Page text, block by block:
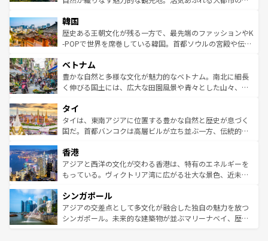
はコンテンツ一覧
いる。アクティビティも充実しており、サーフィンやダイ
ビング、ハイキングなど、アウトドア好きにはたまらな
い。オーストラリアの多彩な魅力を存分に味わいつくそ
参照してほしい。
ン）、静ひつな山岳地帯である台湾東部など、都市の喧騒
と山間の静けさが共存しており、訪れる人に新しい発見と
驚きをもたらしてくれる。また、奥深い台湾の食文化も魅
容にもいいと評判のスイーツなど、バラエティ豊かな料理
が味わえる。 なお、新着の台湾情報は コンテンツ一覧を参
照してほしい。
韓国
歴史ある王朝文化が残る一方で、最先端のファッションやK
-POPで世界を席巻している韓国。首都ソウルの宮殿や伝統
き、地方に足を延ばせば四季折々の自然美を楽しむことが
できる。そして、キムチや焼肉、絶品のストリートフード
まで、さまざまな韓国料理が待っている。夜には、韓国な
リティに包まれながら、韓国の多彩な魅力を心ゆくまで味
わってみてほしい。 なお、新着の韓国情報はコンテンツ一
覧を参照してほしい。
ベトナム
豊かな自然と多様な文化が魅力的なベトナム。南北に細長
く伸びる国土には、広大な田園風景や青々とした山々、世
急速な発展と共に伝統が息づく。ハノイの古い町並みやホ
ーチミン市のフランス統治時代の建物も、独特の雰囲気を
醸し出している。また、バラエティの豊かさとおいしさで
とつ。フォーやバインミー、ベトナムコーヒーなどは、ぜ
ひ現地で味わいたい。どの地域を訪れてもあたたかい人々
が旅行者を迎えてくれるので、きっと忘れられない旅にな
参照してほしい。
タイ
タイは、東南アジアに位置する豊かな自然と歴史が息づく
国だ。首都バンコクは高層ビルが立ち並ぶ一方、伝統的な
の活気が交差している。北部ではチェンマイなどの山岳地
帯で自然と触れ合い、南部ではプーケットやクラビの美し
いビーチでリゾート気分を楽しむことができる。タイ料理
激する。気候は一年中温暖で、どの季節にも異なる楽しみ
が待っている。親しみやすいタイの人々、仏教を中心とし
た文化、そして多様な観光資源が、訪れる旅人を魅了し続
香港
アジアと西洋の文化が交わる香港は、特有のエネルギーを
もっている。ヴィクトリア湾に広がる壮大な景色、近未来
み、どこを訪れても感動するはず。観光スポットが密集し
ており、効率よく見どころを回れるのも魅力。息をのむよ
うな絶景から文化的な体験まで、香港を存分に楽しみ尽く
シンガポール
アジアの交差点として多文化が融合した独自の魅力を放つ
シンガポール。未来的な建築物が並ぶマリーナベイ、歴史